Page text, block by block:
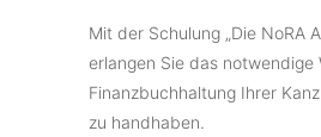
Mit der Schulung „Die NoRA
erlangen Sie das notwendige
Finanzbuchhaltung Ihrer
zu handhaben.